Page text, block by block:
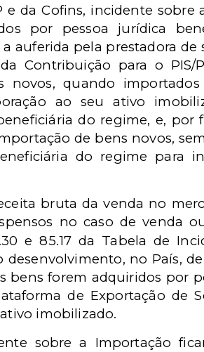
e da Cofins, incidente
por pessoa jurídica
auferida pela prestadora de
Contribuição para o PIS/
novos, quando
ao seu ativo
do regime, e, por
de bens novos,
do regime para
bruta da venda no
no caso de venda
e 85.17 da Tabela de
desenvolvimento, no País, de
forem adquiridos por
de Exportação de
imobilizado.
sobre a Importação